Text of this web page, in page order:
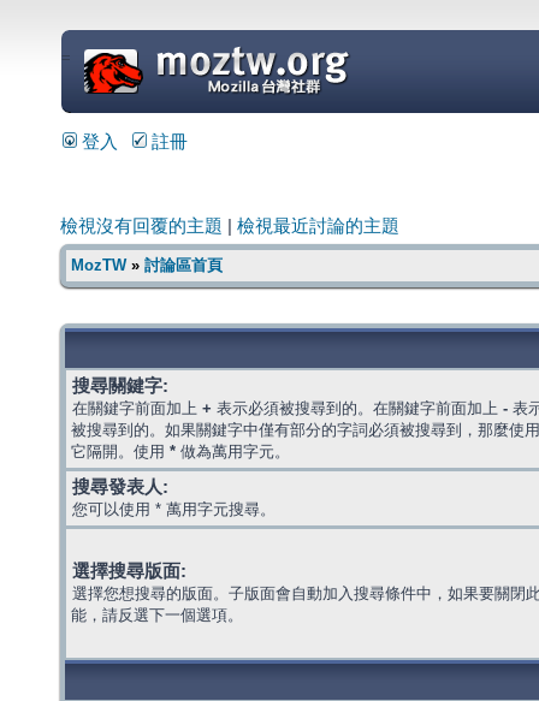
=
登入 註冊
檢視沒有回覆的主題 檢視最近討論的主題
MozTW» 討論區首頁
搜尋關鍵字:
在關鍵字前面加上 + 表示必須被搜尋到的。在關鍵字前面加上 - 表
被搜尋到的。如果關鍵字中僅有部分的字詞必須被搜尋到，那麼使
它隔開。使用 * 做為萬用字元。
搜尋發表人:
您可以使用 * 萬用字元搜尋。
選擇搜尋版面:
選擇您想搜尋的版面。子版面會自動加入搜尋條件中，如果要關閉
能，請反選下一個選項。